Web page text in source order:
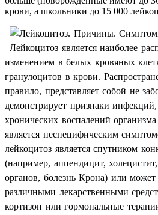
крови, а школьники до 15 000
Лейкоцитоз является наиболее
изменением в белых кровяных
гранулоцитов в крови.
правило, представляет собой не
демонстрирует признаки
хронических воспалений организма
является неспецифическим
лейкоцитоз является спутником
(например, аппендицит,
органов, болезнь Крона) или
различными лекарственными
кортизон или гормональные